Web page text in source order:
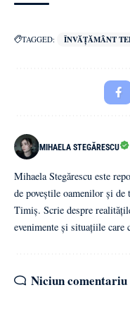
TAGGED: ÎNVĂȚĂMÂNT
MIHAELA STEGĂRESCU
Mihaela Stegărescu este
de poveștile oamenilor și de
Timiș. Scrie despre
evenimente și situațiile care
Niciun comentariu